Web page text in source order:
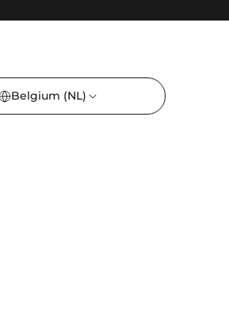
Belgium (NL)